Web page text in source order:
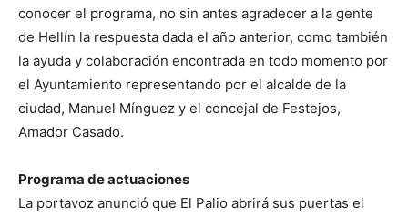
conocer el programa, no sin antes agradecer a la gente
de Hellín la respuesta dada el año anterior, como también
la ayuda y colaboración encontrada en todo momento por
el Ayuntamiento representando por el alcalde de la
ciudad, Manuel Mínguez y el concejal de Festejos,
Amador Casado.
Programa de actuaciones
La portavoz anunció que El Palio abrirá sus puertas el